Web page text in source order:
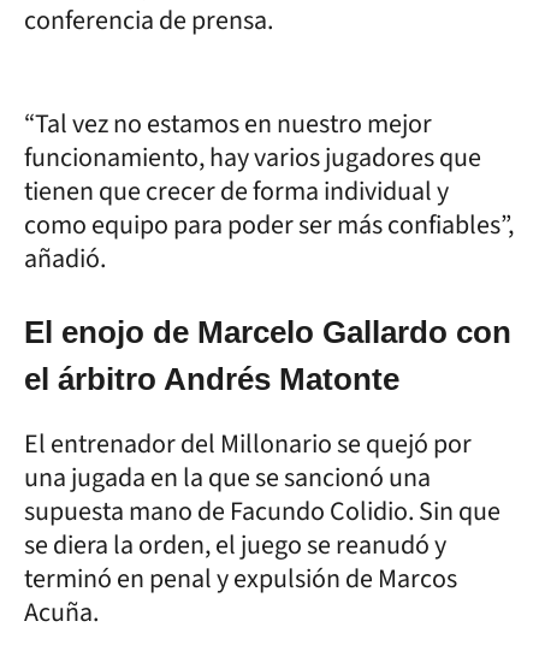
conferencia de prensa.
“Tal vez no estamos en nuestro mejor
funcionamiento, hay varios jugadores que
tienen que crecer de forma individual y
como equipo para poder ser más confiables”,
añadió.
El enojo de Marcelo Gallardo con
el árbitro Andrés Matonte
El entrenador del Millonario se quejó por
una jugada en la que se sancionó una
supuesta mano de Facundo Colidio. Sin que
se diera la orden, el juego se reanudó y
terminó en penal y expulsión de Marcos
Acuña.